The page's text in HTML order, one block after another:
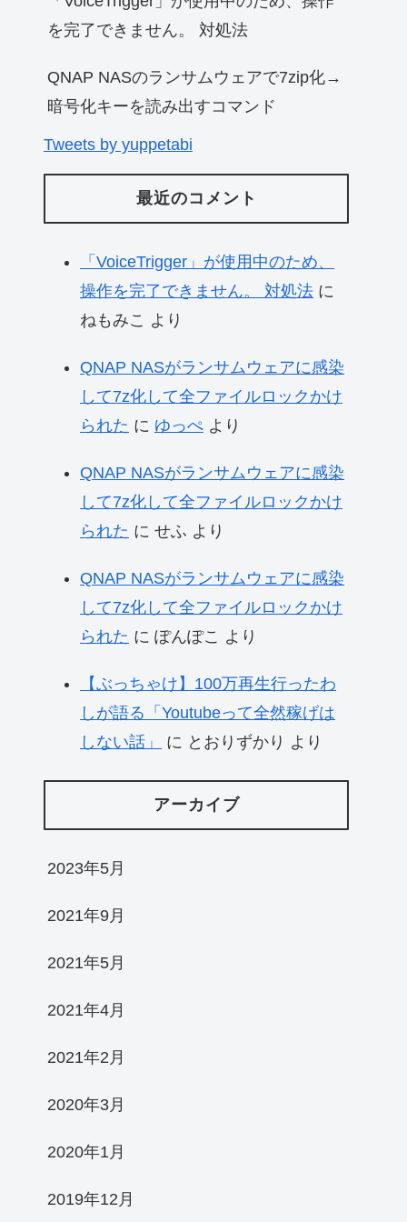
を完了できません。 対処法
QNAP NASのランサムウェアで7zip化→
暗号化キーを読み出すコマンド
Tweets by yuppetabi
最近のコメント
「VoiceTrigger」が使用中のため、
操作を完了できません。 対処法 に
ねもみこ より
QNAP NASがランサムウェアに感染
して7z化して全ファイルロックかけ
られた に ゆっぺ より
QNAP NASがランサムウェアに感染
して7z化して全ファイルロックかけ
られた に せふ より
QNAP NASがランサムウェアに感染
して7z化して全ファイルロックかけ
られた に ぽんぽこ より
【ぶっちゃけ】100万再生行ったわ
しが語る「Youtubeって全然稼げは
しない話」
に とおりずかり より
アーカイブ
2023年5月
2021年9月
2021年5月
2021年4月
2021年2月
2020年3月
2020年1月
2019年12月